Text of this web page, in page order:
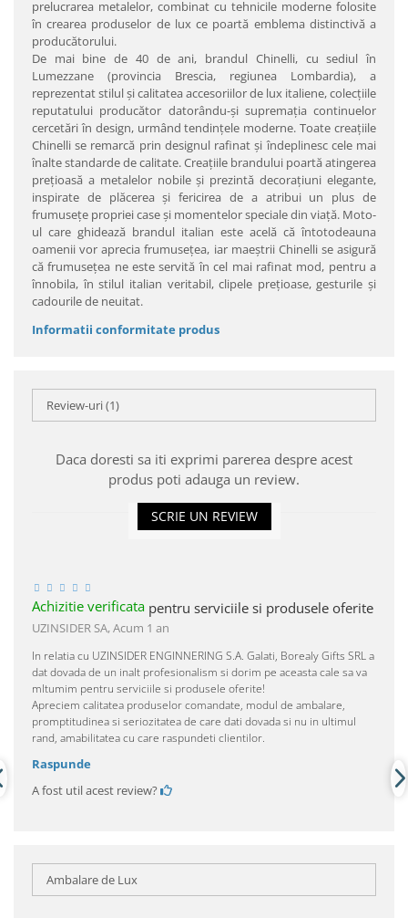
prelucrarea metalelor, combinat cu tehnicile moderne folosite
în crearea produselor de lux ce poartă emblema distinctivă a
producătorului.
De mai bine de 40 de ani, brandul Chinelli, cu sediul în
Lumezzane (provincia Brescia, regiunea Lombardia), a
reprezentat stilul şi calitatea accesoriilor de lux italiene, colecţiile
reputatului producător datorându-şi supremaţia continuelor
cercetări în design, urmând tendinţele moderne. Toate creaţiile
Chinelli se remarcă prin designul rafinat şi îndeplinesc cele mai
înalte standarde de calitate. Creaţiile brandului poartă atingerea
preţioasă a metalelor nobile şi prezintă decoraţiuni elegante,
inspirate de plăcerea şi fericirea de a atribui un plus de
frumuseţe propriei case şi momentelor speciale din viaţă. Moto-
ul care ghidează brandul italian este acelă că întotodeauna
oamenii vor aprecia frumuseţea, iar maeştrii Chinelli se asigură
că frumuseţea ne este servită în cel mai rafinat mod, pentru a
înnobila, în stilul italian veritabil, clipele preţioase, gesturile şi
cadourile de neuitat.
Informatii conformitate produs
Review-uri(1)
Daca doresti sa iti exprimi parerea despre acest
produs poti adauga un review.
SCRIE UN REVIEW
Achizitie verificata pentru serviciile si produsele oferite
UZINSIDER SA,Acum 1 an
In relatia cu UZINSIDER ENGINNERING S.A. Galati, Borealy Gifts SRL a
dat dovada de un inalt profesionalism si dorim pe aceasta cale sa va
mltumim pentru serviciile si produsele oferite!
Apreciem calitatea produselor comandate, modul de ambalare,
promptitudinea si seriozitatea de care dati dovada si nu in ultimul
rand, amabilitatea cu care raspundeti clientilor.
Raspunde
A fost util acest review?
Ambalare de Lux